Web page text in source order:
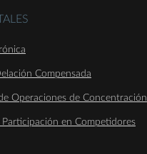
Compensada
Operaciones de Concentración
en Competidores